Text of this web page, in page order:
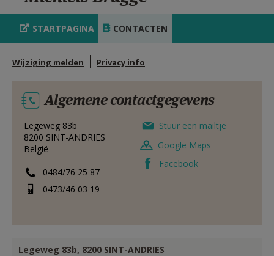
VIERINGEN
SHOP
ZOEKEN
MIJN PAROCHIE
AANMELDEN OF REGISTREREN
STARTPAGINA CONTACTEN
Wijziging melden Privacy info
Algemene contactgegevens
Legeweg 83b
8200 SINT-ANDRIES
België
0484/76 25 87
0473/46 03 19
Stuur een mailtje
Google Maps
Facebook
Legeweg 83b, 8200 SINT-ANDRIES